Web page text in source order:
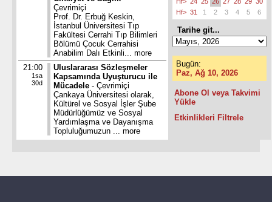
Çevrimiçi
Prof. Dr. Erbuğ Keskin,
İstanbul Üniversitesi Tıp
Fakültesi Cerrahi Tıp Bilimleri
Bölümü Çocuk Cerrahisi
Anabilim Dalı Etkinli... more
21:00
1sa
30d
Uluslararası Sözleşmeler
Kapsamında Uyuşturucu ile
Mücadele - Çevrimiçi
Çankaya Üniversitesi olarak,
Kültürel ve Sosyal İşler Şube
Müdürlüğümüz ve Sosyal
Yardımlaşma ve Dayanışma
Topluluğumuzun ... more
Hf> 31 1 2 3 4 5 6
Tarihe git...
Bugün:
Paz, Ağ 10, 2026
Abone Ol veya Takvimi
Yükle
Etkinlikleri Filtrele